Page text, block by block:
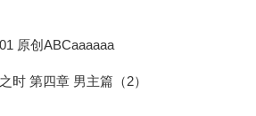
原创ABCaaaaaa
时 第四章 男主篇（2）